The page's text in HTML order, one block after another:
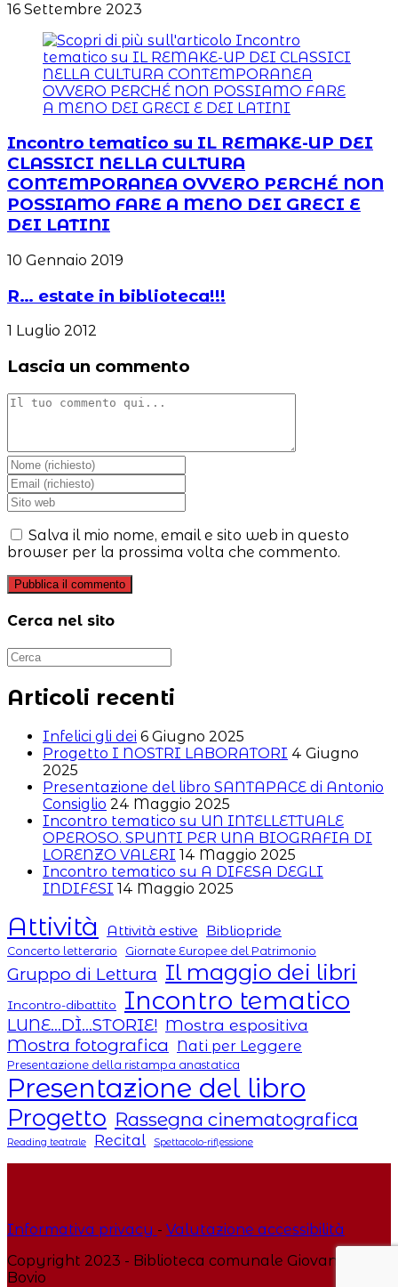
16 Settembre 2023
Incontro tematico su IL REMAKE-UP DEI
CLASSICI NELLA CULTURA
CONTEMPORANEA OVVERO PERCHÉ NON
POSSIAMO FARE A MENO DEI GRECI E
DEI LATINI
10 Gennaio 2019
R… estate in biblioteca!!!
1 Luglio 2012
Lascia un commento
Commento
Inserisci
il
tuo
nome
o
nome
per
commentare
Inserisci
il
tuo
indirizzo
email
commentare
Inserisci
l'URL
del
sito
(facoltativo)
Salva il mio nome, email e sito web in questo
browser per la prossima volta che commento.
Cerca nel sito
Articoli recenti
Infelici gli dei 6 Giugno 2025
Progetto I NOSTRI LABORATORI 4 Giugno
2025
Presentazione del libro SANTAPACE di Antonio
Consiglio 24 Maggio 2025
Incontro tematico su UN INTELLETTUALE
OPEROSO. SPUNTI PER UNA BIOGRAFIA DI
LORENZO VALERI 14 Maggio 2025
Incontro tematico su A DIFESA DEGLI
INDIFESI 14 Maggio 2025
Attività Attività estive Bibliopride
Concerto letterario Giornate Europee del Patrimonio
Gruppo di Lettura Il maggio dei libri
Incontro-dibattito Incontro tematico
LUNE...DÌ...STORIE! Mostra espositiva
Mostra fotografica Nati per Leggere
Presentazione della ristampa anastatica
Presentazione del libro
Progetto Rassegna cinematografica
Reading teatrale Recital Spettacolo-riflessione
Informativa privacy - Valutazione accessibilità
Copyright 2023 - Biblioteca comunale Giovanni
Bovio